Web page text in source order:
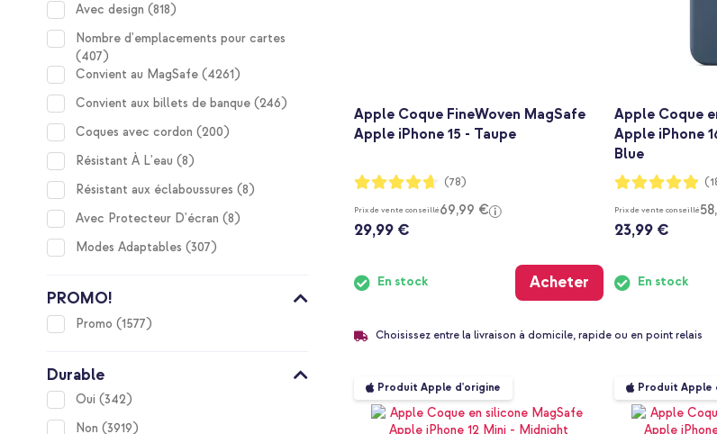
Apple Coque FineWoven MagSafe
Apple iPhone 15 - Taupe
Notation:
93%
(78)
Prix de vente conseillé69,99 €
29,99 €
En stock Acheter
Apple Coque
Apple iPhone
Blue
Notation:
97%
Prix de vente conseillé
23,99 €
En stock
Choisissez entre la livraison à domicile, rapide ou en point relais
Produit Apple d'origine Produit Apple
Avec design 818
items
Nombre d'emplacements pour cartes
407
items
Convient au MagSafe
4261
items
Convient aux billets de banque 246
items
Coques avec cordon
200
items
Résistant À L'eau
8
items
Résistant aux éclaboussures
8
items
Avec Protecteur D'écran
8
items
Modes Adaptables
307
items
PROMO!
Promo 1577
items
Durable
Oui 342
items
Non
3919
items